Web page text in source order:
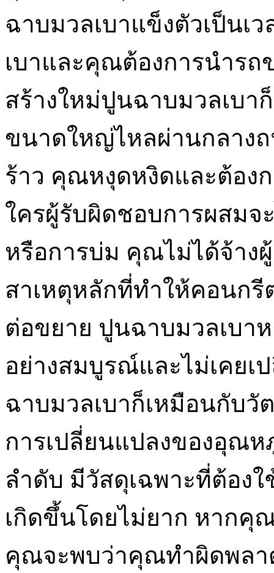
ฉาบมวลเบาแข็งตัวเป็นเ
เบาและคุณต้องการนำร
สร้างใหม่ปูนฉาบมวลเบา
ขนาดใหญ่ไหลผ่านกลาง
ร้าว คุณหงุดหงิดและต้อ
ใครผู้รับผิดชอบการผสมจ
หรือการบ่ม คุณไม่ได้จ้าง
สาเหตุหลักที่ทำให้คอนก
ต่อขยาย ปูนฉาบมวลเบา
อย่างสมบูรณ์และไม่เคยเ
ฉาบมวลเบาก็เหมือนกับ
การเปลี่ยนแปลงของอุณ
ลำดับ มีวัสดุเฉพาะที่ต้อง
เกิดขึ้นโดยไม่ยาก หาก
คุณจะพบว่าคุณทำผิดพลา